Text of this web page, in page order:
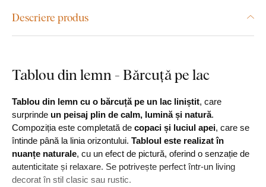
Descriere produs
Tablou din lemn - Bărcuță pe lac
Tablou din lemn cu o bărcuță pe un lac liniștit, care
surprinde un peisaj plin de calm, lumină și natură.
Compoziția este completată de copaci și luciul apei, care se
întinde până la linia orizontului. Tabloul este realizat în
nuanțe naturale, cu un efect de pictură, oferind o senzație de
autenticitate și relaxare. Se potrivește perfect într-un living
decorat în stil clasic sau rustic.